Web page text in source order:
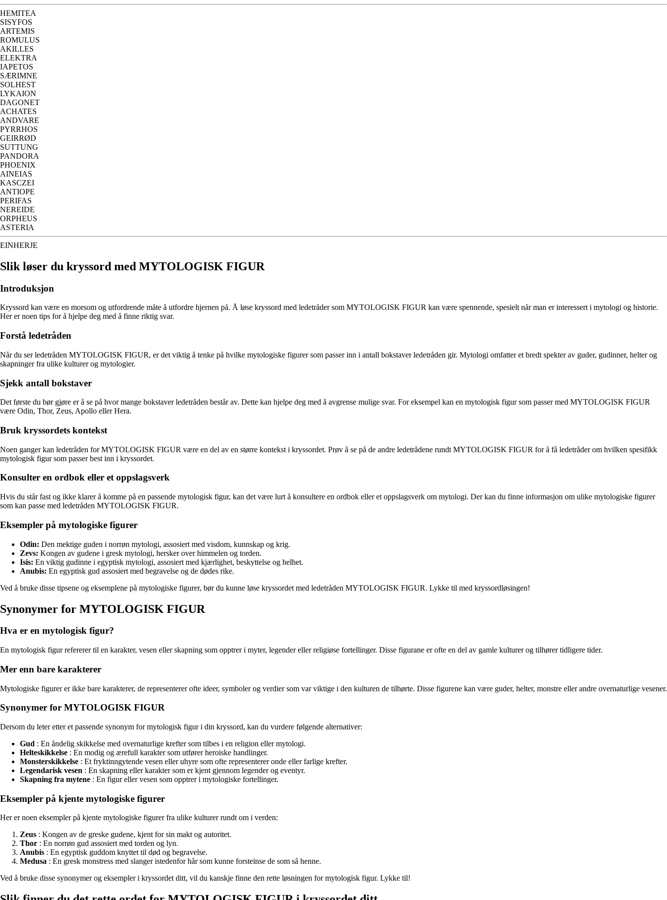
HEMITEA
SISYFOS
ARTEMIS
ROMULUS
AKILLES
ELEKTRA
IAPETOS
SÆRIMNE
SOLHEST
LYKAION
DAGONET
ACHATES
ANDVARE
PYRRHOS
GEIRRØD
SUTTUNG
PANDORA
PHOENIX
AINEIAS
KASCZEI
ANTIOPE
PERIFAS
NEREIDE
ORPHEUS
ASTERIA
EINHERJE
Slik løser du kryssord med MYTOLOGISK FIGUR
Introduksjon
Kryssord kan være en morsom og utfordrende måte å utfordre hjernen på. Å løse kryssord med ledetråder som MYTOLOGISK FIGUR kan være spennende, spesielt når man er interessert i mytologi og historie.
Her er noen tips for å hjelpe deg med å finne riktig svar.
Forstå ledetråden
Når du ser ledetråden MYTOLOGISK FIGUR, er det viktig å tenke på hvilke mytologiske figurer som passer inn i antall bokstaver ledetråden gir. Mytologi omfatter et bredt spekter av guder, gudinner, helter og
skapninger fra ulike kulturer og mytologier.
Sjekk antall bokstaver
Det første du bør gjøre er å se på hvor mange bokstaver ledetråden består av. Dette kan hjelpe deg med å avgrense mulige svar. For eksempel kan en mytologisk figur som passer med MYTOLOGISK FIGUR
være Odin, Thor, Zeus, Apollo eller Hera.
Bruk kryssordets kontekst
Noen ganger kan ledetråden for MYTOLOGISK FIGUR være en del av en større kontekst i kryssordet. Prøv å se på de andre ledetrådene rundt MYTOLOGISK FIGUR for å få ledetråder om hvilken spesifikk
mytologisk figur som passer best inn i kryssordet.
Konsulter en ordbok eller et oppslagsverk
Hvis du står fast og ikke klarer å komme på en passende mytologisk figur, kan det være lurt å konsultere en ordbok eller et oppslagsverk om mytologi. Der kan du finne informasjon om ulike mytologiske figurer
som kan passe med ledetråden MYTOLOGISK FIGUR.
Eksempler på mytologiske figurer
Odin: Den mektige guden i norrøn mytologi, assosiert med visdom, kunnskap og krig.
Zevs: Kongen av gudene i gresk mytologi, hersker over himmelen og torden.
Isis: En viktig gudinne i egyptisk mytologi, assosiert med kjærlighet, beskyttelse og helhet.
Anubis: En egyptisk gud assosiert med begravelse og de dødes rike.
Ved å bruke disse tipsene og eksemplene på mytologiske figurer, bør du kunne løse kryssordet med ledetråden MYTOLOGISK FIGUR. Lykke til med kryssordløsingen!
Synonymer for MYTOLOGISK FIGUR
Hva er en mytologisk figur?
En mytologisk figur refererer til en karakter, vesen eller skapning som opptrer i myter, legender eller religiøse fortellinger. Disse figurane er ofte en del av gamle kulturer og tilhører tidligere tider.
Mer enn bare karakterer
Mytologiske figurer er ikke bare karakterer, de representerer ofte ideer, symboler og verdier som var viktige i den kulturen de tilhørte. Disse figurene kan være guder, helter, monstre eller andre overnaturlige vesener.
Synonymer for MYTOLOGISK FIGUR
Dersom du leter etter et passende synonym for mytologisk figur i din kryssord, kan du vurdere følgende alternativer:
Gud : En åndelig skikkelse med overnaturlige krefter som tilbes i en religion eller mytologi.
Helteskikkelse : En modig og ærefull karakter som utfører heroiske handlinger.
Monsterskikkelse : Et fryktinngytende vesen eller uhyre som ofte representerer onde eller farlige krefter.
Legendarisk vesen : En skapning eller karakter som er kjent gjennom legender og eventyr.
Skapning fra mytene : En figur eller vesen som opptrer i mytologiske fortellinger.
Eksempler på kjente mytologiske figurer
Her er noen eksempler på kjente mytologiske figurer fra ulike kulturer rundt om i verden:
Zeus : Kongen av de greske gudene, kjent for sin makt og autoritet.
Thor : En norrøn gud assosiert med torden og lyn.
Anubis : En egyptisk guddom knyttet til død og begravelse.
Medusa : En gresk monstress med slanger istedenfor hår som kunne forsteinse de som så henne.
Ved å bruke disse synonymer og eksempler i kryssordet ditt, vil du kanskje finne den rette løsningen for mytologisk figur. Lykke til!